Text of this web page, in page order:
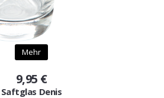
Mehr
9,95 €
Saftglas Denis